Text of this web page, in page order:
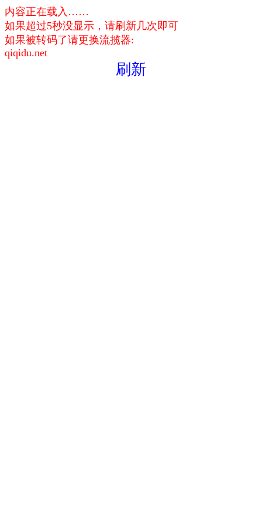
内容正在载入……
如果超过5秒没显示，请刷新几次即可
如果被转码了请更换流揽器:
qiqidu.net
刷新